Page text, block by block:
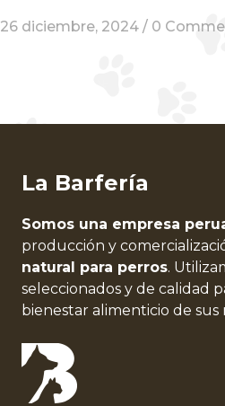
26 diciembre, 2024 / 0
La Barfería
Somos una empresa
producción y
natural para perros.
seleccionados y de calidad
bienestar alimenticio de sus